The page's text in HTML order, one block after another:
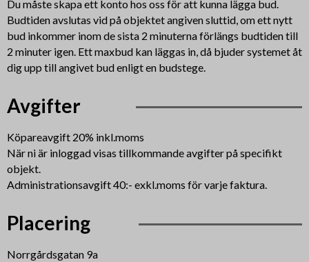
Du måste skapa ett konto hos oss för att kunna lägga bud.
Budtiden avslutas vid på objektet angiven sluttid, om ett nytt
bud inkommer inom de sista 2 minuterna förlängs budtiden till
2 minuter igen. Ett maxbud kan läggas in, då bjuder systemet åt
dig upp till angivet bud enligt en budstege.
Avgifter
Köpareavgift 20% inkl.moms
När ni är inloggad visas tillkommande avgifter på specifikt
objekt.
Administrationsavgift 40:- exkl.moms för varje faktura.
Placering
Norrgårdsgatan 9a